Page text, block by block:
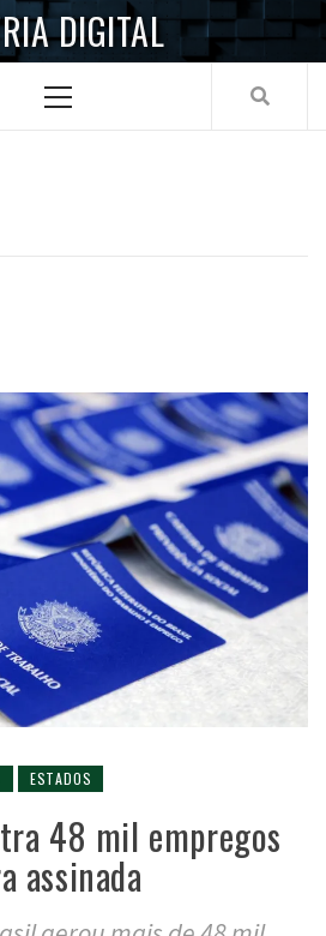
DIGITAL
Menu
ESTADOS
48 mil empregos
assinada